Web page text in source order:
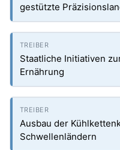
gestützte
Staatliche Initiativen
Ernährung
Ausbau der
Schwellenländern